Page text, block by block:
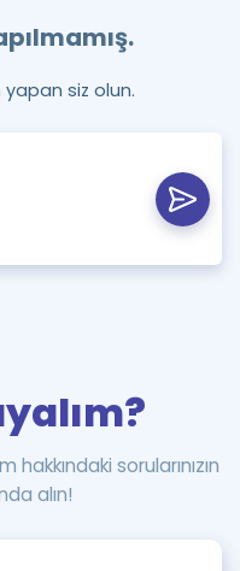
siz olun.
sorularınızın
alın!